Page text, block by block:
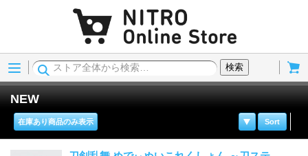
Menu
検索
NEW
Sort
在庫あり商品のみ表示